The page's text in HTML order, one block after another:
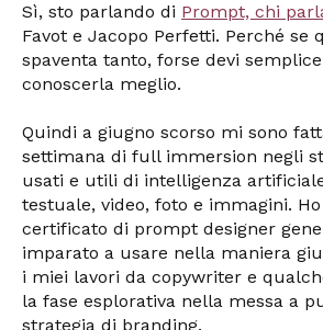
Sì, sto parlando di Prompt, chi
Favot e Jacopo Perfetti. Perché se
spaventa tanto, forse devi
conoscerla meglio.
Quindi a giugno scorso mi sono
settimana di full immersion negli
usati e utili di intelligenza
testuale, video, foto e immagini.
certificato di prompt designer
imparato a usare nella maniera
i miei lavori da copywriter e
la fase esplorativa nella messa a
strategia di branding.